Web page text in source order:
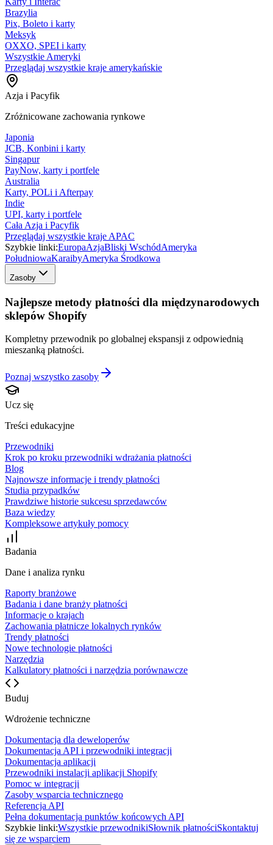
Brazylia
Pix, Boleto i karty
Meksyk
OXXO, SPEI i karty
Wszystkie Ameryki
Przeglądaj wszystkie kraje amerykańskie
Azja i Pacyfik
Zróżnicowane zachowania rynkowe
Japonia
JCB, Konbini i karty
Singapur
PayNow, karty i portfele
Australia
Karty, POLi i Afterpay
Indie
UPI, karty i portfele
Cała Azja i Pacyfik
Przeglądaj wszystkie kraje APAC
Szybkie linki:EuropaAzjaBliski WschódAmeryka
PołudniowaKaraibyAmeryka Środkowa
Zasoby
Najlepsze metody płatności dla międzynarodowych
sklepów Shopify
Kompletny przewodnik po globalnej ekspansji z odpowiednią
mieszanką płatności.
Poznaj wszystko zasoby
Ucz się
Treści edukacyjne
Przewodniki
Krok po kroku przewodniki wdrażania płatności
Blog
Najnowsze informacje i trendy płatności
Studia przypadków
Prawdziwe historie sukcesu sprzedawców
Baza wiedzy
Kompleksowe artykuły pomocy
Badania
Dane i analiza rynku
Raporty branżowe
Badania i dane branży płatności
Informacje o krajach
Zachowania płatnicze lokalnych rynków
Trendy płatności
Nowe technologie płatności
Narzędzia
Kalkulatory płatności i narzędzia porównawcze
Buduj
Wdrożenie techniczne
Dokumentacja dla deweloperów
Dokumentacja API i przewodniki integracji
Dokumentacja aplikacji
Przewodniki instalacji aplikacji Shopify
Pomoc w integracji
Zasoby wsparcia technicznego
Referencja API
Pełna dokumentacja punktów końcowych API
Szybkie linki:Wszystkie przewodnikiSłownik płatnościSkontaktuj
się ze wsparciem